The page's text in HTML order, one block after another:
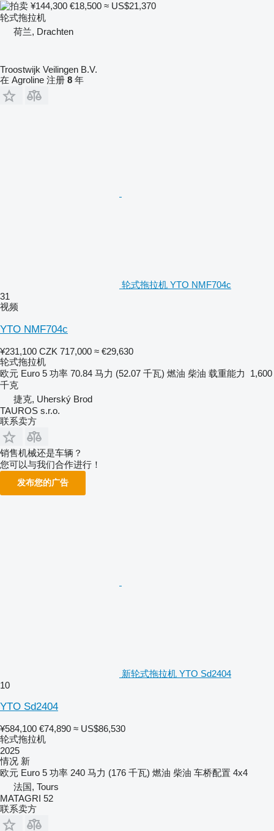
¥144,300 €18,500 ≈ US$21,370
轮式拖拉机
荷兰, Drachten
Troostwijk Veilingen B.V.
在 Agroline 注册 8 年
轮式拖拉机 YTO NMF704c
31
视频
YTO NMF704c
¥231,100 CZK 717,000 ≈ €29,630
轮式拖拉机
欧元 Euro 5 功率 70.84 马力 (52.07 千瓦) 燃油 柴油 载重能力
1,600
千克
捷克, Uherský Brod
TAUROS s.r.o.
联系卖方
销售机械还是车辆？
您可以与我们合作进行！
发布您的广告
新轮式拖拉机 YTO Sd2404
10
YTO Sd2404
¥584,100 €74,890 ≈ US$86,530
轮式拖拉机
2025
情况 新
欧元 Euro 5 功率 240 马力 (176 千瓦) 燃油 柴油 车桥配置 4x4
法国, Tours
MATAGRI 52
联系卖方